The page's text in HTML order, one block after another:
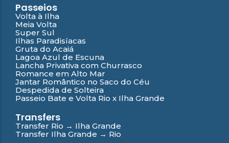
Passeios
Volta à Ilha
Meia Volta
Super Sul
Ilhas Paradisíacas
Gruta do Acaiá
Lagoa Azul de Escuna
Lancha Privativa com Churrasco
Romance em Alto Mar
Jantar Romântico no Saco do Céu
Despedida de Solteira
Passeio Bate e Volta Rio x Ilha Grande
Transfers
Transfer Rio → Ilha Grande
Transfer Ilha Grande → Rio